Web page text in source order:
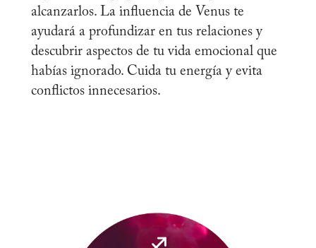
alcanzarlos. La influencia de Venus te
ayudará a profundizar en tus relaciones y
descubrir aspectos de tu vida emocional que
habías ignorado. Cuida tu energía y evita
conflictos innecesarios.